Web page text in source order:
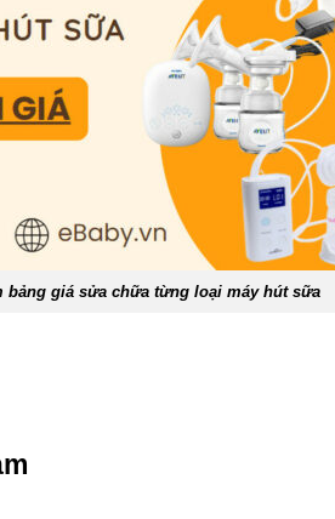
bảng giá sửa chữa từng loại máy hút sữa